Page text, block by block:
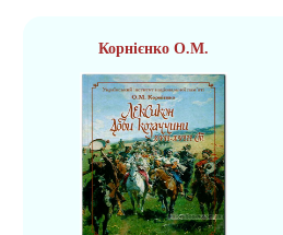
Корнієнко О.М.